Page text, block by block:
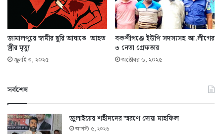
জামালপুরে স্বামীর ছুরি আঘাতে আহত
স্ত্রীর মৃত্যু
জুলাই ৩, ২০২৫
বকশীগঞ্জে ইউপি সদস্যসহ আ.লীগের
৩ নেতা গ্রেফতার
অক্টোবর ৬, ২০২৫
সর্বশেষ
জুলাইয়ের শহীদদের স্মরণে দোয়া মাহফিল
আগস্ট ৫, ২০২৬